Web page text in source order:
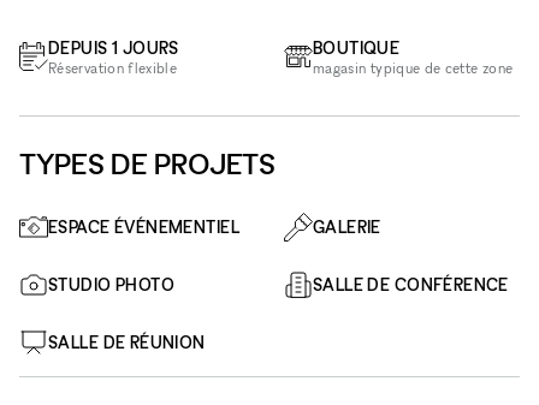
DEPUIS 1 JOURS
Réservation flexible
BOUTIQUE
magasin typique de cette zone
TYPES DE PROJETS
ESPACE ÉVÉNEMENTIEL GALERIE
STUDIO PHOTO SALLE DE CONFÉRENCE
SALLE DE RÉUNION